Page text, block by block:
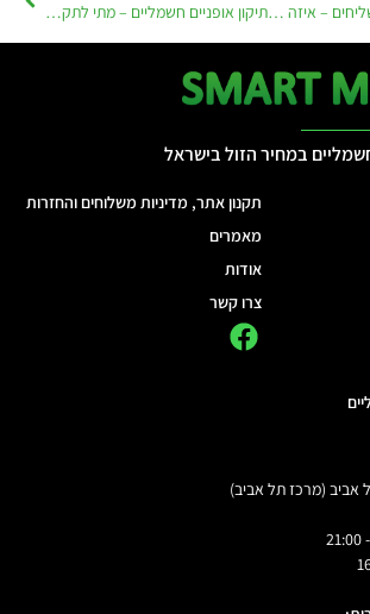
אופניים חשמליים לשליחים – איזה דגמים מתאימים למשלוחים?
תיקון אופניים חשמליים – מתי לתקן ומתי פשוט להחליף
במחיר הזול בישראל
תקנון אתר, מדיניות משלוחים והחזרות
מאמרים
אודות
צרו קשר